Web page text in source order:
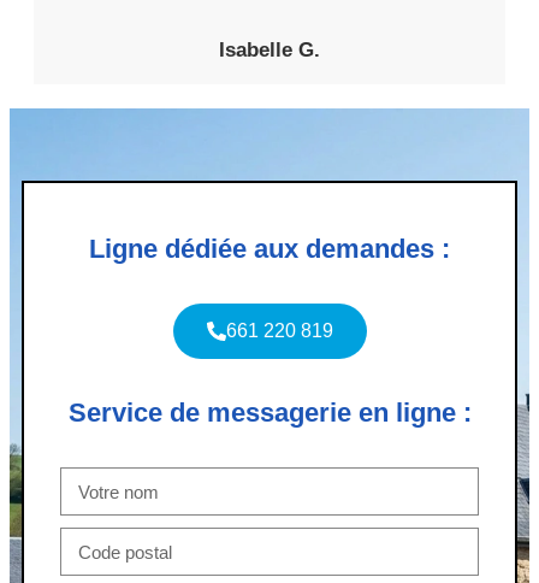
Isabelle G.
Ligne dédiée aux demandes :
661 220 819
Service de messagerie en ligne :